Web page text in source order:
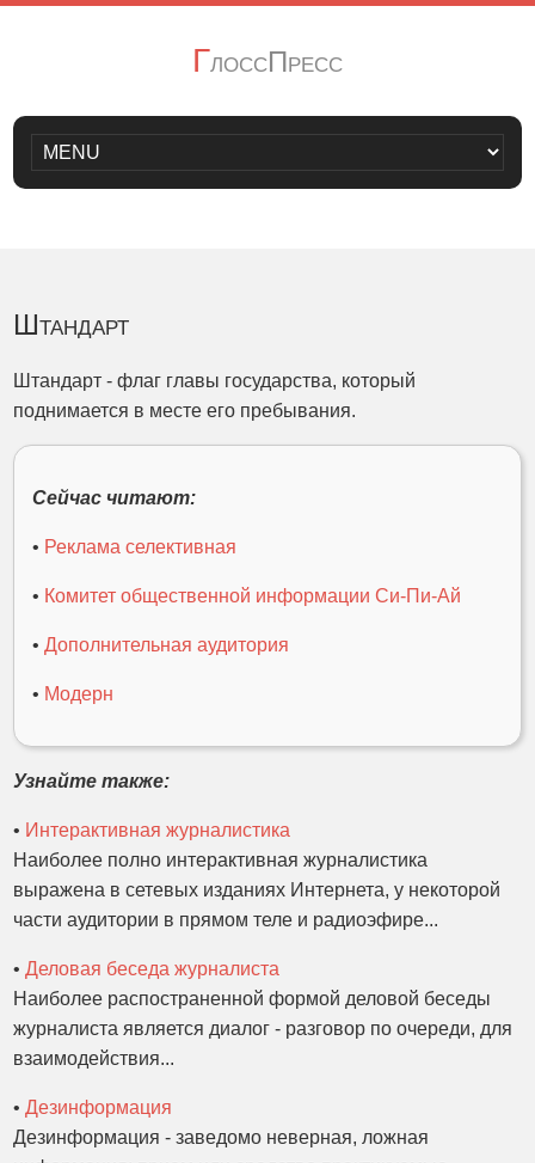
ГлоссПресс
Штандарт
Штандарт - флаг главы государства, который
поднимается в месте его пребывания.
Сейчас читают:
• Реклама селективная
• Комитет общественной информации Си-Пи-Ай
•Дополнительная аудитория
• Модерн
Узнайте также:
• Интерактивная журналистика
Наиболее полно интерактивная журналистика
выражена в сетевых изданиях Интернета, у некоторой
части аудитории в прямом теле и радиоэфире...
•Деловая беседа журналиста
Наиболее распостраненной формой деловой беседы
журналиста является диалог - разговор по очереди, для
взаимодействия...
•Дезинформация
Дезинформация - заведомо неверная, ложная